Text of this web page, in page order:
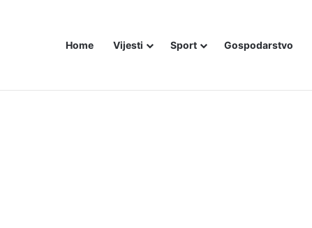
Home Vijesti Sport Gospodarstvo